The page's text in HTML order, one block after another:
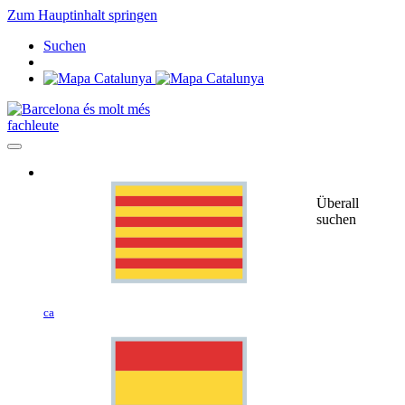
Zum Hauptinhalt springen
Suchen
fachleute
ca
Überall
suchen